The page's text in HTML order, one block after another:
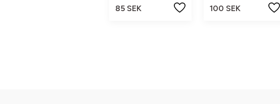
85 SEK
100 SEK